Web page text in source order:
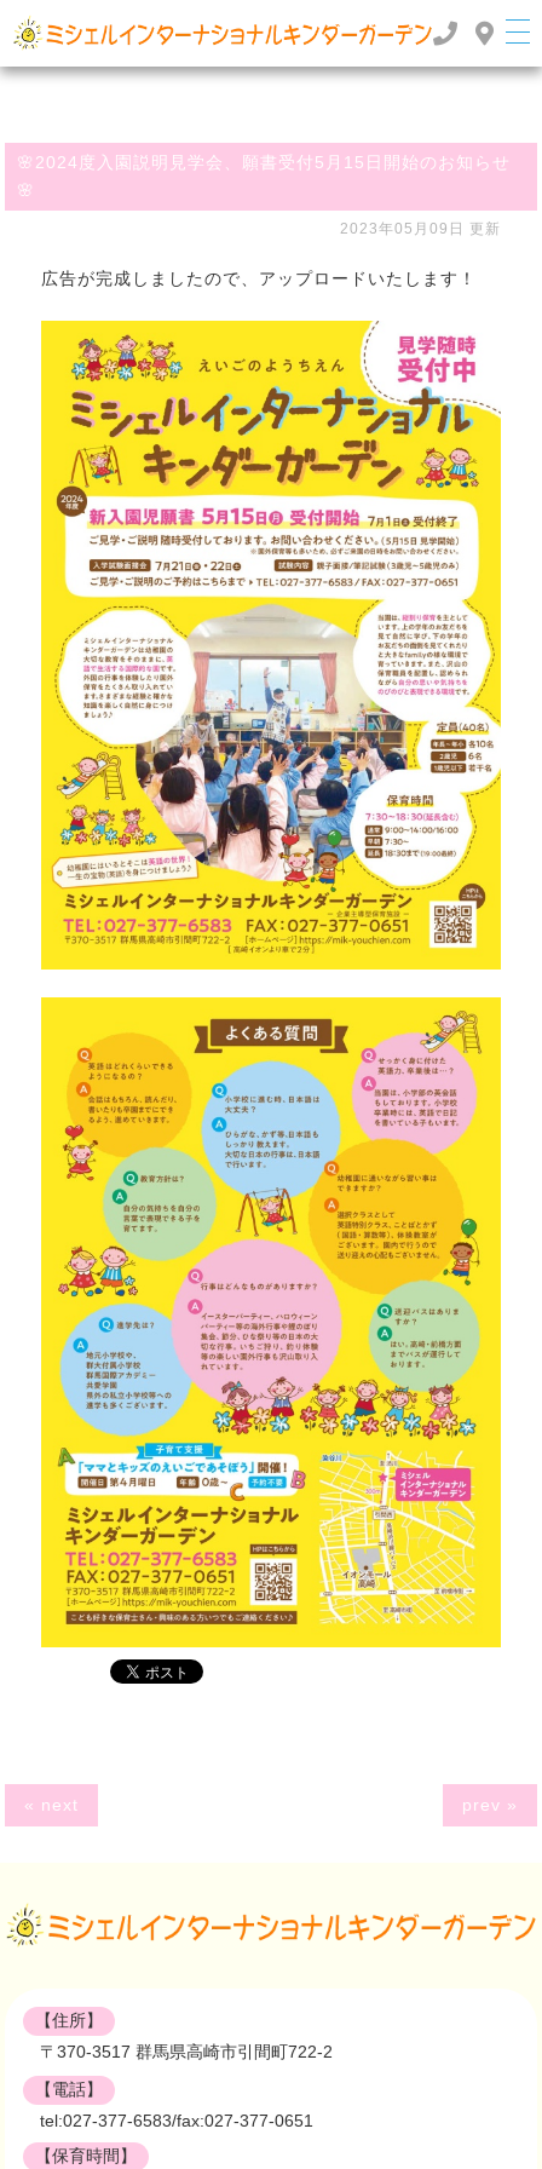
ーガーデン
TOP
🌸2024度入園説明見学会、願書受付5月15日開始のお知らせ
🌸
2023年05月09日 更新
広告が完成しましたので、アップロードいたします！
« next prev »
【住所】
〒370-3517 群馬県高崎市引間町722-2
【電話】
tel:027-377-6583/fax:027-377-0651
【保育時間】